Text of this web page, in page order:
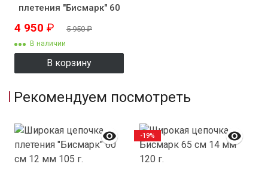
плетения "Бисмарк" 60
см 7 мм
4 950 ₽ 5 950₽
В наличии
В корзину
Рекомендуем посмотреть
-19%